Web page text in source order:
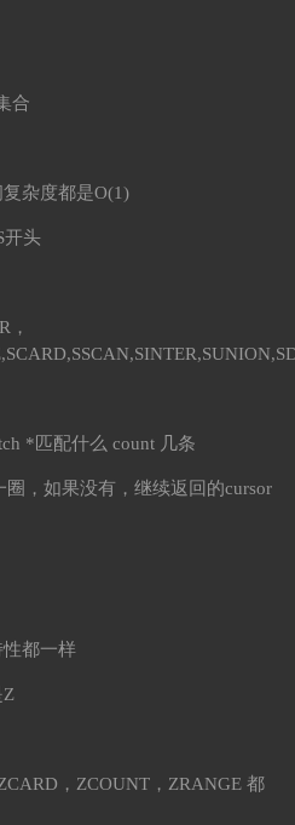
合
杂度都是O(1)
开头
，
*匹配什么 count 几条
圈，如果没有，继续返回的cursor
都一样
Z
，ZCOUNT，ZRANGE 都